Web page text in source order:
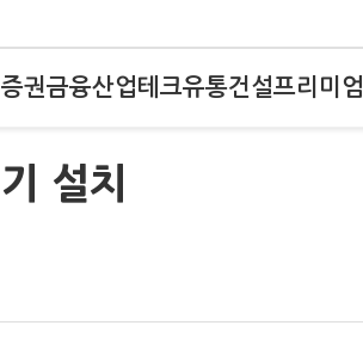
증권금융산업테크유통건설프리미엄
설치